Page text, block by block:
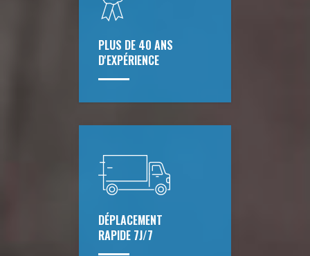
PLUS DE 40 ANS
D'EXPÉRIENCE
DÉPLACEMENT
RAPIDE 7J/7